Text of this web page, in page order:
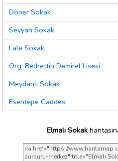
Döner Sokak
Seyyah Sokak
Lale Sokak
Org. Bedrettin Demirel Lisesi
Meydanlı Sokak
Esentepe Caddesi
Elmalı Sokak